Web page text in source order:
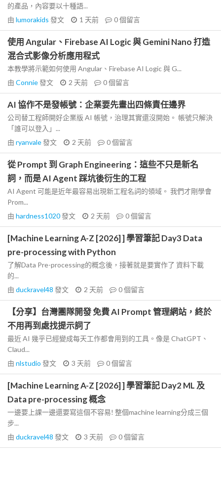
的產品，內容要以十種語...
由 lumorakids 發文 1 天前 0個留言
使用 Angular、Firebase AI Logic 與 Gemini Nano 打造
混合式影像分析應用程式
本教學將示範如何使用 Angular、Firebase AI Logic 與 G...
由 Connie發文 2 天前 0個留言
AI 協作不是發帳號：企業要先畫出四條責任邊界
公司替工程師開好企業版 AI 帳號，治理其實還沒開始。 帳號只解決
「誰可以登入」...
由 ryanvale發文 2 天前 0個留言
從 Prompt 到 Graph Engineering：這些不只是新名
詞，而是 AI Agent 踩坑後衍生的工程
AI Agent 可能是近年最容易出現新工程名詞的領域。 我們才剛學會
Prom...
由 hardness1020發文 2 天前 0個留言
[Machine Learning A-Z [2026] ] 學習筆記 Day3 Data
pre-processing with Python
了解Data Pre-processing的概念後，接著就是要實作了 資料下載
的...
由 duckravel48 發文 2 天前 0個留言
【分享】台灣團隊開發 免費 AI Prompt 管理網站，終於
不用再到處找提示詞了
最近 AI 幾乎已經變成每天工作都會用到的工具。像是 ChatGPT、
Claud...
由 nlstudio 發文 3 天前 0個留言
[Machine Learning A-Z [2026] ] 學習筆記 Day2 ML 及
Data pre-processing 概念
一邊要上課一邊還要寫這個不容易! 整個machine learning分成三個
步...
由 duckravel48 發文 3 天前 0個留言